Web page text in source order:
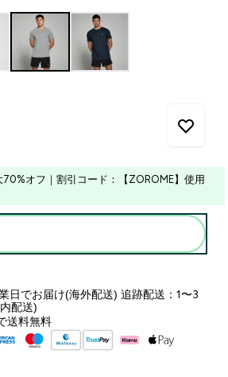
オフ｜割引コード：【ZOROME】使用
price
日でお届け(海外配送) 追跡配送：1〜3
配送)
送料無料